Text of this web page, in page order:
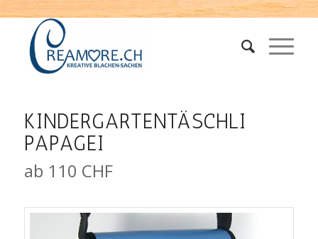
KINDERGARTENTÄSCHLI
PAPAGEI
ab 110 CHF